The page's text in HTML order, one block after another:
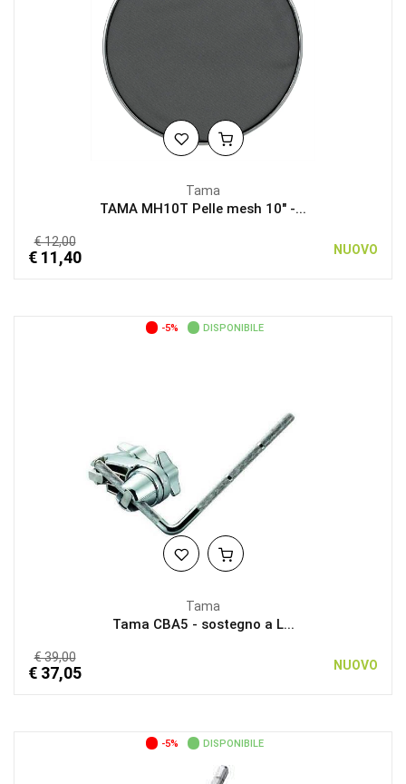
Tama
TAMA MH10T Pelle mesh 10" -...
€ 12,00
€ 11,40 NUOVO
-5% DISPONIBILE
Tama
Tama CBA5 - sostegno a L...
€ 39,00
€ 37,05 NUOVO
-5% DISPONIBILE